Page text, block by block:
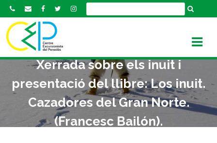
k
Xerrada sobre els inuit i
presentació del llibre: Los inuit.
Cazadores del Gran Norte.
(Francesc Bailón).